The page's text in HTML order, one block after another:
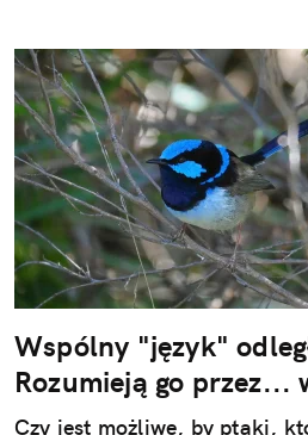
Wspólny "język"
Rozumieją go przez...
Czy jest możliwe, by ptaki,